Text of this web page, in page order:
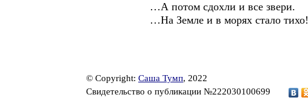
…А потом сдохли и все звери.
…На Земле и в морях стало тихо!
© Copyright: Саша Тумп, 2022
Свидетельство о публикации №222030100699